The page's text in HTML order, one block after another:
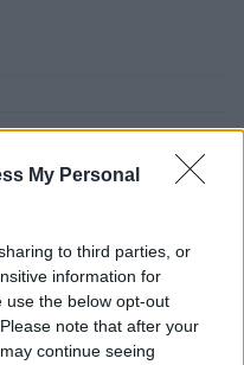
My Personal
to third parties, or
information for
use the below opt-out
note that after your
continue seeing
Központ
Galéria